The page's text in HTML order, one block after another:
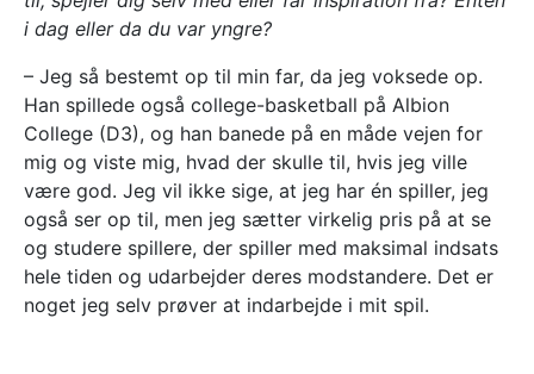
i dag eller da du var yngre?
– Jeg så bestemt op til min far, da jeg voksede op.
Han spillede også college-basketball på Albion
College (D3), og han banede på en måde vejen for
mig og viste mig, hvad der skulle til, hvis jeg ville
være god. Jeg vil ikke sige, at jeg har én spiller, jeg
også ser op til, men jeg sætter virkelig pris på at se
og studere spillere, der spiller med maksimal indsats
hele tiden og udarbejder deres modstandere. Det er
noget jeg selv prøver at indarbejde i mit spil.